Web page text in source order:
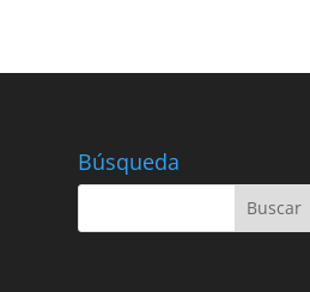
Búsqueda